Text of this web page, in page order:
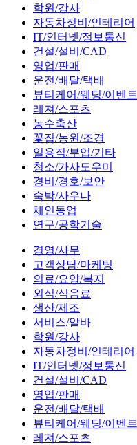
학원/강사
자동차정비/인테리어
IT/인터넷/정보통신
건설/설비/CAD
영업/판매
운전/배달/택배
뷰티케어/웨딩/이벤트
레져/스포츠
농수축산
꽃집/농원/조경
일용직/부업/기타
청소/가사도우미
경비/경호/보안
숙박/사우나
체인동업
연구/공학기술
경영/사무
고객상담/마케팅
의료/요양/복지
외식/식음료
생산/제조
서비스/알바
학원/강사
자동차정비/인테리어
IT/인터넷/정보통신
건설/설비/CAD
영업/판매
운전/배달/택배
뷰티케어/웨딩/이벤트
레져/스포츠